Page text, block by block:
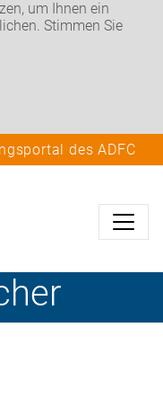
um Ihnen ein
Stimmen Sie
des ADFC